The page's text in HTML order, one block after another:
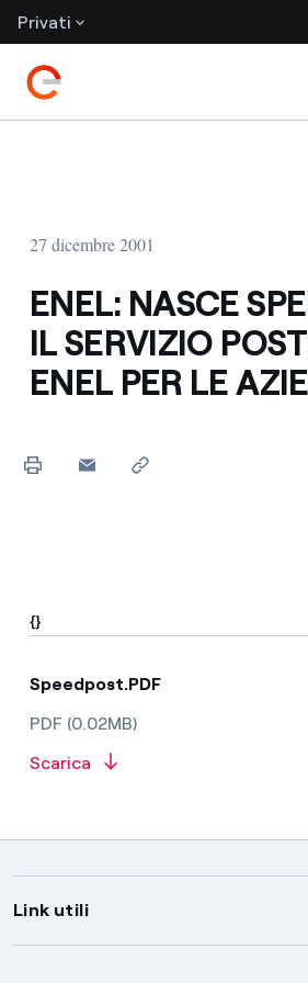
Privati
27 dicembre 2001
ENEL: NASCE
IL SERVIZIO
ENEL PER LE
{}
Speedpost.PDF
PDF (0.02MB)
Scarica
Link utili